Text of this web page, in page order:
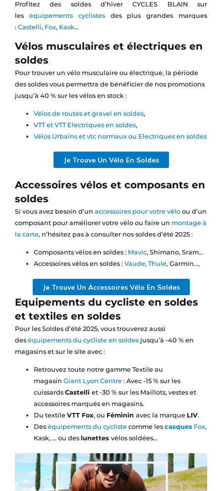
Profitez des soldes d’hiver CYCLES BLAIN sur
les équipements cyclistesdes plus grandes marques
: Castelli, Fox, Kask…
Vélos musculaires et électriques en
soldes
Pour trouver un vélo musculaire ou électrique, la période
des soldes vous permettra de bénéficier de nos promotions
jusqu’à 40 % sur les vélos en stock :
Vélos de routes et gravel en soldes,
VTT et VTT Electriques en soldes,
Vélos Urbains et vtc normaux ou Electriques en soldes
Je Trouve Un Vélo En Soldes
Accessoires vélos et composants en
soldes
Si vous avez besoin d’un accessoires pour votre véloou d’un
composant pour améliorer votre vélo ou faire un montage à
la carte, n’hésitez pas à consulter nos soldes d’été 2025 :
Composants vélos en soldes : Mavic, Shimano, Sram…
Accessoires vélos en soldes : Vaude, Thule, Garmin…,
Je Trouve Un Accessoires Vélo En Soldes
Equipements du cycliste en soldes
et textiles en soldes
Pour les Soldes d’été 2025, vous trouverez aussi
des équipements du cycliste en soldesjusqu’à -40 % en
magasins et sur le site avec :
Retrouvez toute notre gamme Textile au
magasin Giant Lyon Centre: Avec -15 % sur les
cuissards Castelli et -30 % sur les Maillots, vestes et
accessoires marqués en magasins.
Du textile VTT Fox, ou Féminin avec la marque LIV.
Des équipements du cyclistecomme les casquesFox,
Kask, … ou des lunettes vélos soldées…